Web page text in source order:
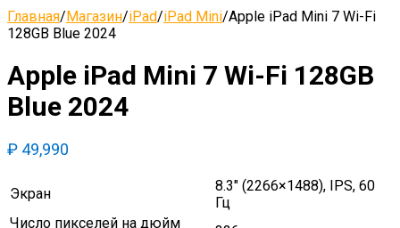
Главная/Магазин/iPad/iPad Mini/Apple iPad Mini 7 Wi-Fi
128GB Blue 2024
Apple iPad Mini 7 Wi-Fi 128GB
Blue 2024
₽ 49,990
Экран
8.3″ (2266×1488), IPS, 60
Гц
Число пикселей на дюйм